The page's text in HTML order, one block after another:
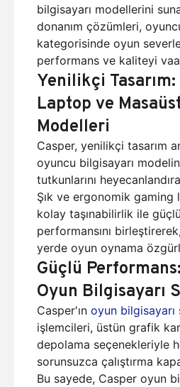
bilgisayarı modellerini
donanım çözümleri,
kategorisinde oyun
performans ve kaliteyi
Yenilikçi
Laptop ve
Modelleri
Casper, yenilikçi tasarım
oyuncu bilgisayarı
tutkunlarını
Şık ve ergonomik gaming
kolay taşınabilirlik ile
performansını
yerde oyun oynama
Güçlü
Oyun Bilgisayarı
Casper'ın oyun bilgisayarı
işlemcileri, üstün grafik
depolama seçenekleriyle
sorunsuzca çalıştırma
Bu sayede, Casper oyun